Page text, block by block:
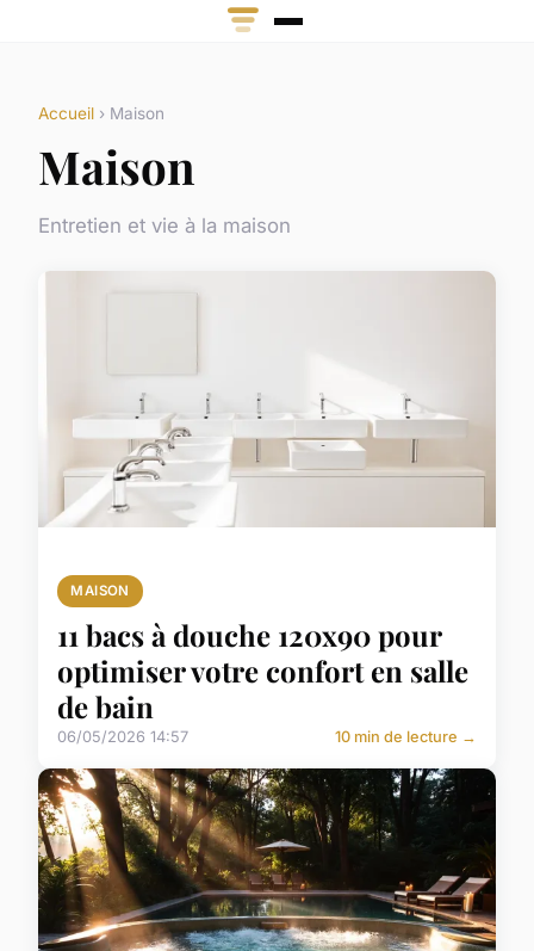
Accueil › Maison
Maison
Entretien et vie à la maison
MAISON
11 bacs à douche 120x90 pour
optimiser votre confort en salle
de bain
06/05/2026 14:57 10 min de lecture →